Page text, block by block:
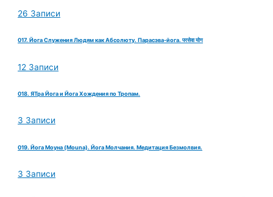
26 Записи
017. Йога Служения Людям как Абсолюту. Парасэва-йога. परसेवा योग
12 Записи
018. ЯТра Йога и Йога Хождения по Тропам.
3 Записи
019. Йога Моуна (Mouna). Йога Молчания. Медитация Безмолвия.
3 Записи